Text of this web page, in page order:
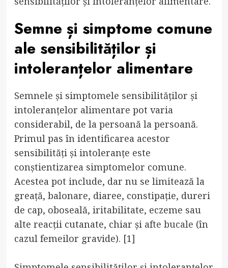
Semne și simptome comune
ale sensibilităților și
intoleranțelor alimentare
Semnele și simptomele sensibilităților și
intoleranțelor alimentare pot varia
considerabil, de la persoană la persoană.
Primul pas în identificarea acestor
sensibilități și intoleranțe este
conștientizarea simptomelor comune.
Acestea pot include, dar nu se limitează la
greață, balonare, diaree, constipație, dureri
de cap, oboseală, iritabilitate, eczeme sau
alte reacții cutanate, chiar și afte bucale (în
cazul femeilor gravide). [1]